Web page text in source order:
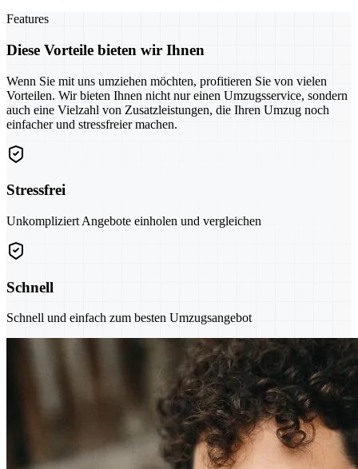
Features
Diese Vorteile bieten wir Ihnen
Wenn Sie mit uns umziehen möchten, profitieren Sie von vielen
Vorteilen. Wir bieten Ihnen nicht nur einen Umzugsservice, sondern
auch eine Vielzahl von Zusatzleistungen, die Ihren Umzug noch
einfacher und stressfreier machen.
Stressfrei
Unkompliziert Angebote einholen und vergleichen
Schnell
Schnell und einfach zum besten Umzugsangebot